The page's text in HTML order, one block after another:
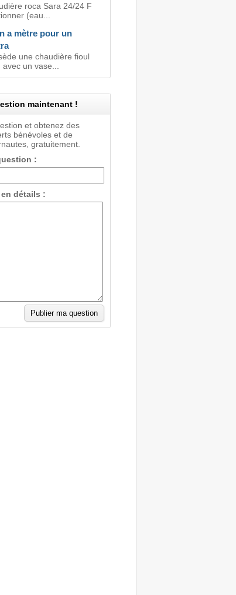
roca Sara 24/24 F
(eau...
a mètre pour un
une chaudière fioul
un vase...
maintenant !
et obtenez des
bénévoles et de
gratuitement.
:
détails :